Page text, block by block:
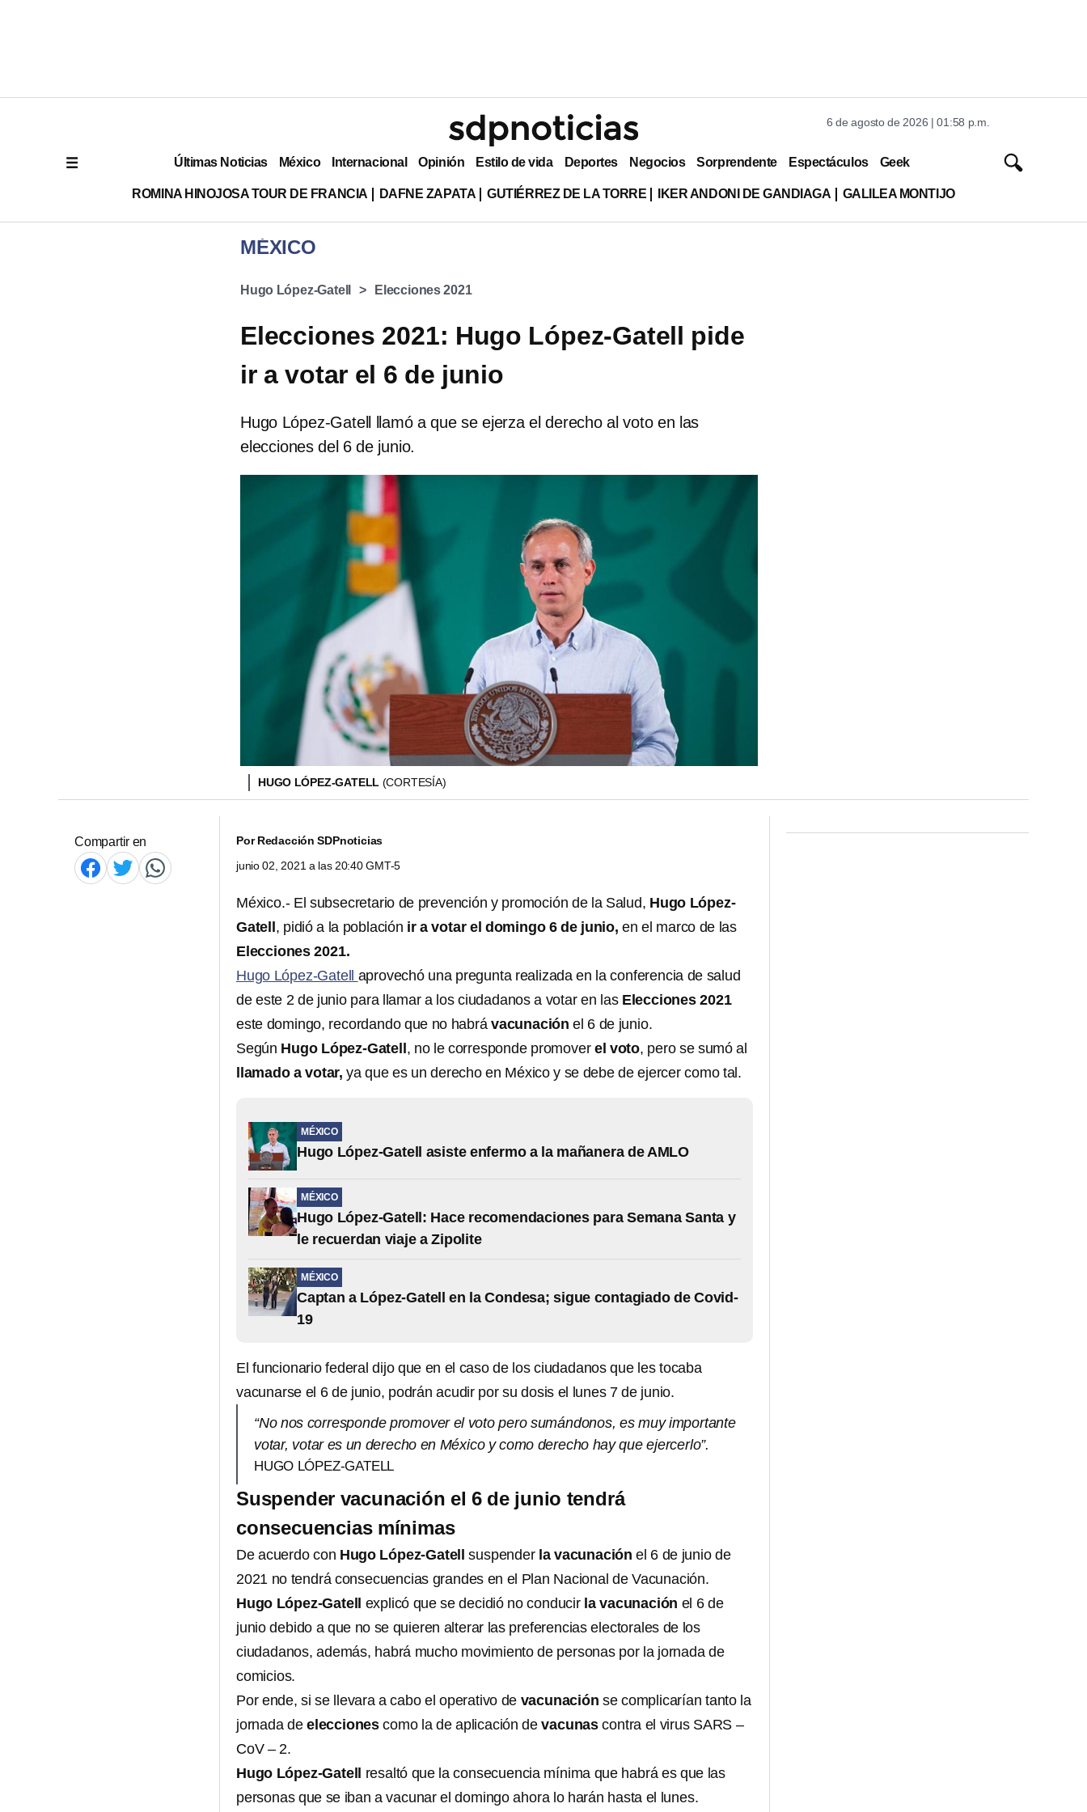
6 de agosto de 2026 | 01:58 p.m.
Últimas Noticias México Internacional Opinión Estilo de vida Deportes Negocios Sorprendente Espectáculos Geek
ROMINA HINOJOSA TOUR DE FRANCIA DAFNE ZAPATA GUTIÉRREZ DE LA TORRE IKER ANDONI DE GANDIAGA GALILEA MONTIJO
MÉXICO
Hugo López-Gatell Elecciones 2021
Elecciones 2021: Hugo López-Gatell pide
ir a votar el 6 de junio
Hugo López-Gatell llamó a que se ejerza el derecho al voto en las
elecciones del 6 de junio.
HUGO LÓPEZ-GATELL (CORTESÍA)
Compartir en PorRedacción SDPnoticias
junio 02, 2021 a las 20:40 GMT-5
México.- El subsecretario de prevención y promoción de la Salud, Hugo López-
Gatell , pidió a la población ir a votar el domingo 6 de junio, en el marco de las
Elecciones 2021.
Hugo López-Gatell aprovechó una pregunta realizada en la conferencia de salud
de este 2 de junio para llamar a los ciudadanos a votar en lasElecciones 2021
este domingo, recordando que no habrá vacunación el 6 de junio.
Según Hugo López-Gatell , no le corresponde promover el voto, pero se sumó al
llamado a votar, ya que es un derecho en México y se debe de ejercer como tal.
MÉXICO
Hugo López-Gatell asiste enfermo a la mañanera de AMLO
MÉXICO
Hugo López-Gatell: Hace recomendaciones para Semana Santa y
le recuerdan viaje a Zipolite
MÉXICO
Captan a López-Gatell en la Condesa; sigue contagiado de Covid-
19
El funcionario federal dijo que en el caso de los ciudadanos que les tocaba
vacunarse el 6 de junio, podrán acudir por su dosis el lunes 7 de junio.
“No nos corresponde promover el voto pero sumándonos, es muy importante
votar, votar es un derecho en México y como derecho hay que ejercerlo”.
HUGO LÓPEZ-GATELL
Suspender vacunación el 6 de junio tendrá
consecuencias mínimas
De acuerdo con Hugo López-Gatellsuspenderla vacunaciónel 6 de junio de
2021 no tendrá consecuencias grandes en el Plan Nacional de Vacunación.
Hugo López-Gatell
explicó que se decidió no conducirla vacunación el 6 de
junio debido a que no se quieren alterar las preferencias electorales de los
ciudadanos, además, habrá mucho movimiento de personas por la jornada de
comicios.
Por ende, si se llevara a cabo el operativo de vacunación se complicarían tanto la
jornada deelecciones como la de aplicación devacunas contra el virus SARS –
CoV – 2.
Hugo López-Gatell resaltó que la consecuencia mínima que habrá es que las
personas que se iban a vacunar el domingo ahora lo harán hasta el lunes.